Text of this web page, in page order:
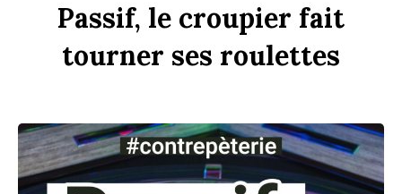
Passif, le croupier fait
tourner ses roulettes